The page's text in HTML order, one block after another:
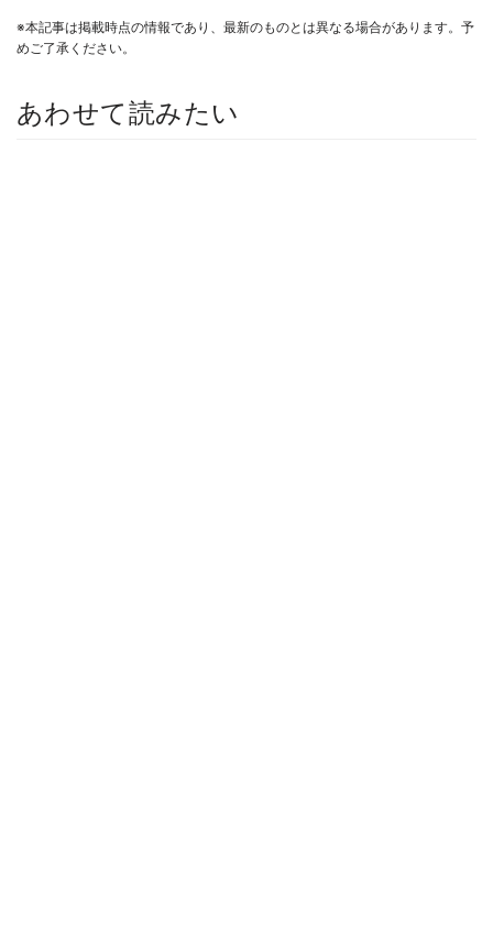
※本記事は掲載時点の情報であり、最新のものとは異なる場合があります。予
めご了承ください。
あわせて読みたい